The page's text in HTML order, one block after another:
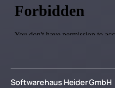
Softwarehaus Heider GmbH